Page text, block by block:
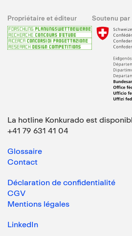
Propriétaire et éditeur Soutenu par
La hotline Konkurado est
+41 79 631 41 04
Glossaire
Contact
Déclaration de confidentialité
CGV
Mentions légales
LinkedIn